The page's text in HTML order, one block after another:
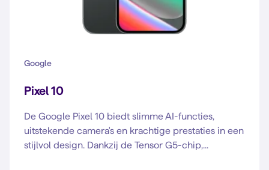
Google
Pixel 10
De Google Pixel 10 biedt slimme AI-functies,
uitstekende camera's en krachtige prestaties in een
stijlvol design. Dankzij de Tensor G5-chip,...